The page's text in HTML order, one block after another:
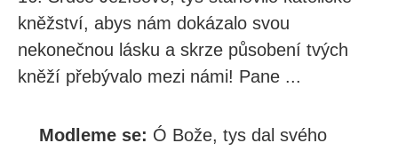
kněžství, abys nám dokázalo svou
nekonečnou lásku a skrze působení tvých
kněží přebývalo mezi námi! Pane ...
Modleme se: Ó Bože, tys dal svého